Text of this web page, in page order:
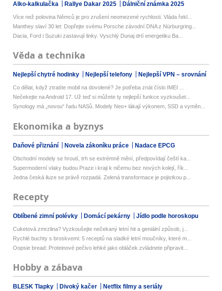
Alko-kalkulačka Rallye Dakar 2025 Dálniční známka 2025
Více než polovina Němců je pro zrušení neomezené rychlosti. Vláda řekl...
Manthey slaví 30 let: Dopřejte svému Porsche závodní DNA z Nürburgring...
Dacia, Ford i Suzuki zastavují linky. Vyschlý Dunaj drtí energetiku Ba...
Věda a technika
Nejlepší chytré hodinky Nejlepší telefony Nejlepší VPN – srovnání
Co dělat, když ztratíte mobil na dovolené? Je potřeba znát číslo IMEI ...
Nečekejte na Android 17. Už teď si můžete ty nejlepší funkce vyzkoušet...
Synology má „novou“ řadu NASů. Modely Neo+ lákají výkonem, SSD a vyměn...
Ekonomika a byznys
Daňové přiznání Novela zákoníku práce Nadace EPCG
Obchodní modely se hroutí, trh se extrémně mění, předpovídají čeští ka...
Supermoderní vlaky budou Praze i kraji k ničemu bez nových kolejí, řík...
Jedna česká iluze se právě rozpadá. Zelená transformace je pojistkou p...
Recepty
Oblíbené zimní polévky Domácí pekárny Jídlo podle horoskopu
Cuketová zmrzlina? Vyzkoušejte nečekaný letní hit a geniální způsob, j...
Rychlé buchty s broskvemi: 5 receptů na sladké letní moučníky, které m...
Oopsie bread: Proteinové pečivo lehké jako obláček zvládnete připravit...
Hobby a zábava
BLESK Tlapky Divoký kačer Netflix filmy a seriály